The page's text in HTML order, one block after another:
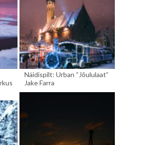
Näidispilt: Urban “Jõululaat”
Jake Farra